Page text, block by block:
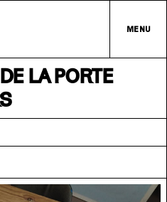
MENU
LA PORTE